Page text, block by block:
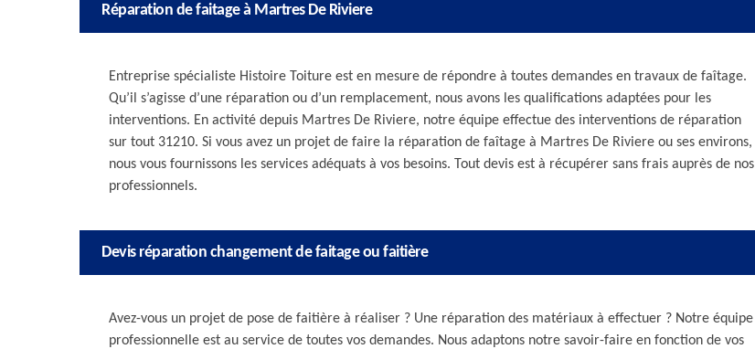
Réparation de faitage à Martres De Riviere
Entreprise spécialiste Histoire Toiture est en mesure de répondre à toutes demandes en travaux de faîtage.
Qu’il s’agisse d’une réparation ou d’un remplacement, nous avons les qualifications adaptées pour les
interventions. En activité depuis Martres De Riviere, notre équipe effectue des interventions de réparation
sur tout 31210. Si vous avez un projet de faire la réparation de faîtage à Martres De Riviere ou ses environs,
nous vous fournissons les services adéquats à vos besoins. Tout devis est à récupérer sans frais auprès de nos
professionnels.
Devis réparation changement de faitage ou faitière
Avez-vous un projet de pose de faitière à réaliser ? Une réparation des matériaux à effectuer ? Notre équipe
professionnelle est au service de toutes vos demandes. Nous adaptons notre savoir-faire en fonction de vos